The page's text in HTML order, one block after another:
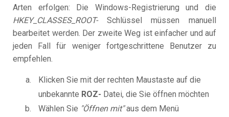
Arten erfolgen: Die Windows-Registrierung und die
HKEY_CLASSES_ROOT-Schlüssel müssen manuell
bearbeitet werden. Der zweite Weg ist einfacher und auf
jeden Fall für weniger fortgeschrittene Benutzer zu
empfehlen.
Klicken Sie mit der rechten Maustaste auf die
unbekannte ROZ- Datei, die Sie öffnen möchten
Wählen Sie "Öffnen mit"aus dem Menü